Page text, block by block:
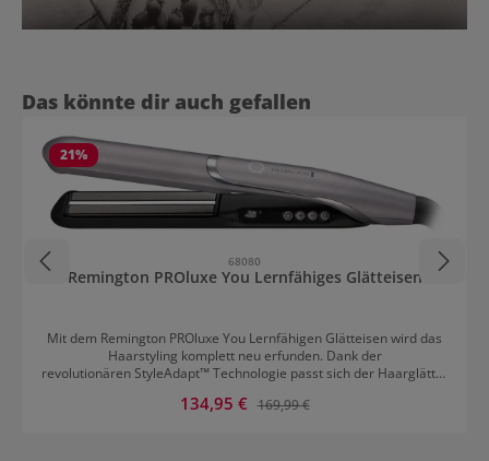
Produktgalerie überspringen
Das könnte dir auch gefallen
21%
68080
Remington PROluxe You Lernfähiges Glätteisen
Mit dem Remington PROluxe You Lernfähigen Glätteisen wird das
Haarstyling komplett neu erfunden. Dank der
revolutionären StyleAdapt™ Technologie passt sich der Haarglätter
entlang der Stylingplatten mehr als 2.500 Mal die Haartemperatur
Verkaufspreis:
134,95 € Regulärer Preis:
169,99 €